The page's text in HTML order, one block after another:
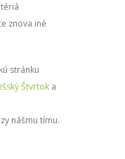
znova iné
stránku
Štvrtok a
nášmu tímu.